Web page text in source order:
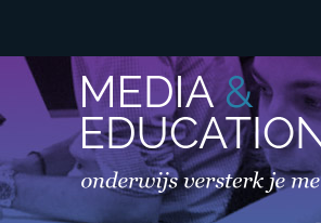
Overslaan en naar de
inhoud gaan
HOOFDMENU